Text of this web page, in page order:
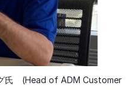
氏 (Head of ADM Customer